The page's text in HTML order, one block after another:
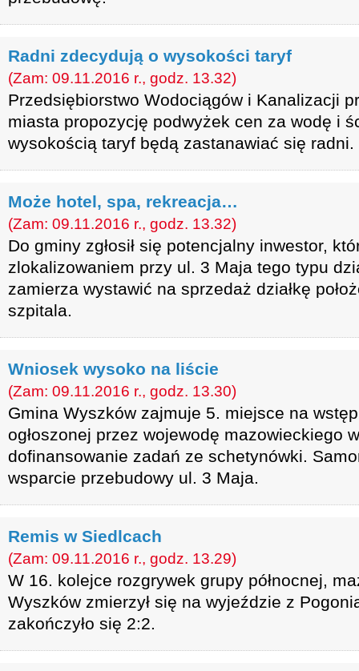
Radni zdecydują o wysokości taryf
(Zam: 09.11.2016 r., godz. 13.32)
Przedsiębiorstwo Wodociągów i Kanalizacji
miasta propozycję podwyżek cen za wodę i
wysokością taryf będą zastanawiać się radni.
Może hotel, spa, rekreacja…
(Zam: 09.11.2016 r., godz. 13.32)
Do gminy zgłosił się potencjalny inwestor,
zlokalizowaniem przy ul. 3 Maja tego typu
zamierza wystawić na sprzedaż działkę
szpitala.
Wniosek wysoko na liście
(Zam: 09.11.2016 r., godz. 13.30)
Gmina Wyszków zajmuje 5. miejsce na
ogłoszonej przez wojewodę mazowieckiego
dofinansowanie zadań ze schetynówki.
wsparcie przebudowy ul. 3 Maja.
Remis w Siedlcach
(Zam: 09.11.2016 r., godz. 13.29)
W 16. kolejce rozgrywek grupy północnej,
Wyszków zmierzył się na wyjeździe z
zakończyło się 2:2.